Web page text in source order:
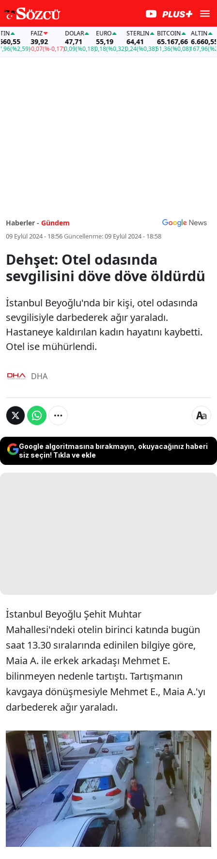
FAİZ
39,92
-0,07(%-0,17)
DOLAR
47,71
0,09(%0,18)
EURO
55,19
0,18(%0,32)
STERLIN
64,41
0,24(%0,38)
BITCOIN
65.167,66
51,36(%0,08)
ALTIN
6.660,55
167,96(%2,59)
Haberler - Gündem
09 Eylül 2024 - 18:56Güncellenme:09 Eylül 2024 - 18:58
Dehşet: Otel odasında
sevgilisini döve döve öldürdü
İstanbul Beyoğlu'nda bir kişi, otel odasında
sevgilisiyle darbederek ağır yaraladı.
Hastaneye kaldırılan kadın hayatını kaybetti.
Otel ise mühürlendi.
DHA
Google algoritmasına bırakmayın, okuyacağınız haberi
siz seçin! Tıkla ve ekle
İstanbul Beyoğlu Şehit Muhtar
Mahallesi'ndeki otelin birinci katında bugün
saat 13.30 sıralarında edinilen bilgiye göre,
Maia A. ile erkek arkadaşı Mehmet E.
bilinmeyen nedenle tartıştı. Tartışmanın
kavgaya dönüşmesiyle Mehmet E., Maia A.'yı
darbederek ağır yaraladı.